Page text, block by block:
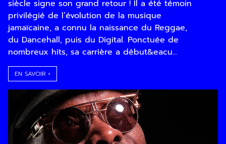
siècle signe son grand retour ! Il a été témoin
privilégié de l’évolution de la musique
jamaïcaine, a connu la naissance du Reggae,
du Dancehall, puis du Digital. Ponctuée de
nombreux hits, sa carrière a début&eacu...
EN SAVOIR +
En indiquant votre adresse email, vous
consentez à recevoir notre lettre
d’information par voie électronique. Vous
pouvez vous désinscrire à tout moment via
les liens de désinscription ou en nous
contactant. Pour en savoir plus, consultez